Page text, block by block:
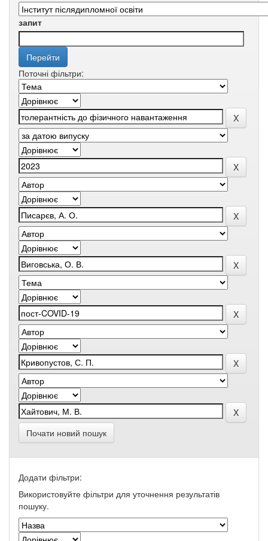
запит
Поточні фільтри:
Почати новий пошук
Додати фільтри:
Використовуйте фільтри для уточнення результатів
пошуку.